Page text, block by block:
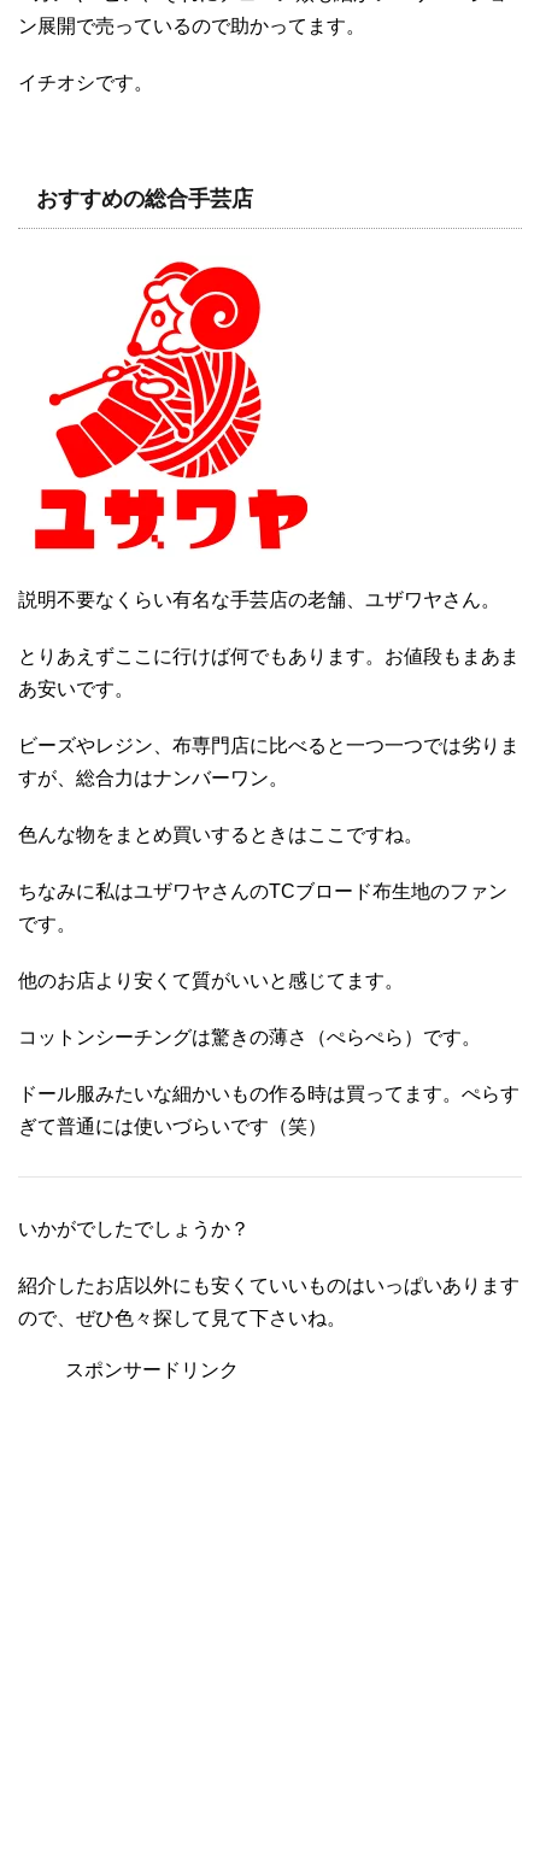
ン展開で売っているので助かってます。
イチオシです。
おすすめの総合手芸店
説明不要なくらい有名な手芸店の老舗、ユザワヤさん。
とりあえずここに行けば何でもあります。お値段もまあま
あ安いです。
ビーズやレジン、布専門店に比べると一つ一つでは劣りま
すが、総合力はナンバーワン。
色んな物をまとめ買いするときはここですね。
ちなみに私はユザワヤさんのTCブロード布生地のファン
です。
他のお店より安くて質がいいと感じてます。
コットンシーチングは驚きの薄さ（ぺらぺら）です。
ドール服みたいな細かいもの作る時は買ってます。ぺらす
ぎて普通には使いづらいです（笑）
いかがでしたでしょうか？
紹介したお店以外にも安くていいものはいっぱいあります
ので、ぜひ色々探して見て下さいね。
スポンサードリンク